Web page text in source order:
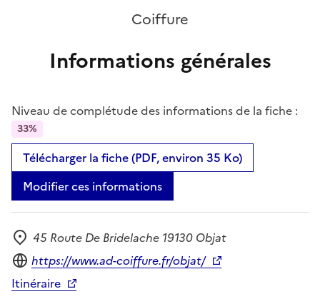
Coiffure
Informations générales
Niveau de complétude des informations de la fiche :
33%
Télécharger la fiche (PDF, environ 35 Ko)
Modifier ces informations
Adresse
45 Route De Bridelache 19130 Objat
Site internet
https://www.ad-coiffure.fr/objat/
Itinéraire